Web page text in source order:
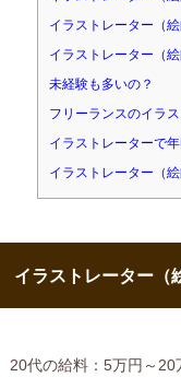
イラストレーター（
イラストレーター（
未経験も多いの？
フリーランスのイラ
イラストレーターで
イラストレーター（
イラストレーター（
20代の給料：5万円～20